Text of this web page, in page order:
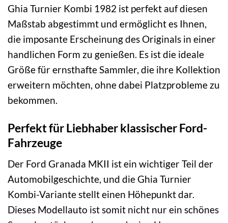
Ghia Turnier Kombi 1982 ist perfekt auf diesen
Maßstab abgestimmt und ermöglicht es Ihnen,
die imposante Erscheinung des Originals in einer
handlichen Form zu genießen. Es ist die ideale
Größe für ernsthafte Sammler, die ihre Kollektion
erweitern möchten, ohne dabei Platzprobleme zu
bekommen.
Perfekt für Liebhaber klassischer Ford-
Fahrzeuge
Der Ford Granada MKII ist ein wichtiger Teil der
Automobilgeschichte, und die Ghia Turnier
Kombi-Variante stellt einen Höhepunkt dar.
Dieses Modellauto ist somit nicht nur ein schönes